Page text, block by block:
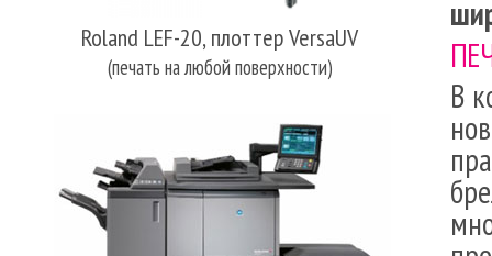
Roland LEF-20, плоттер VersaUV
(печать на любой поверхности)
В